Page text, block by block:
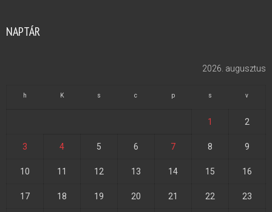
NAPTÁR
2026. augusztus
h K s c p s v
1 2
3 4 5 6 7 8 9
10 11 12 13 14 15 16
17 18 19 20 21 22 23